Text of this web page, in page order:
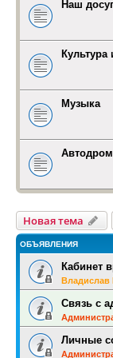
Наш
Культура
Музыка
Автодром
Новая тема
ОБЪЯВЛЕНИЯ
Кабинет
Владислав
Связь с
Личные